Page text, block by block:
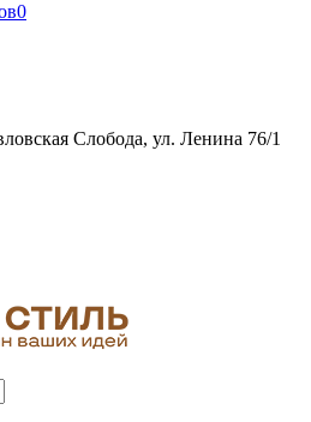
0
Слобода, ул. Ленина 76/1